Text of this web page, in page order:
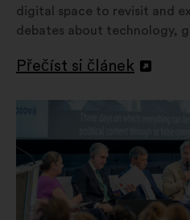
digital space to revisit and
debates about technology,
Přečíst si článek
Otevřít